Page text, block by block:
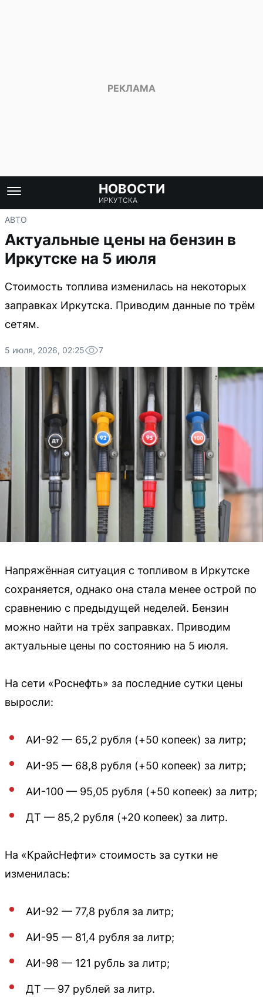
НОВОСТИ
ИРКУТСКА
АВТО
Актуальные цены на бензин в
Иркутске на 5 июля
Стоимость топлива изменилась на некоторых
заправках Иркутска. Приводим данные по трём
сетям.
5 июля, 2026, 02:25 7
Напряжённая ситуация с топливом в Иркутске
сохраняется, однако она стала менее острой по
сравнению с предыдущей неделей. Бензин
можно найти на трёх заправках. Приводим
актуальные цены по состоянию на 5 июля.
На сети «Роснефть» за последние сутки цены
выросли:
АИ-92 — 65,2 рубля (+50 копеек) за литр;
АИ-95 — 68,8 рубля (+50 копеек) за литр;
АИ-100 — 95,05 рубля (+50 копеек) за литр;
ДТ — 85,2 рубля (+20 копеек) за литр.
На «КрайсНефти» стоимость за сутки не
изменилась:
АИ-92 — 77,8 рубля за литр;
АИ-95 — 81,4 рубля за литр;
АИ-98 — 121 рубль за литр;
ДТ — 97 рублей за литр.